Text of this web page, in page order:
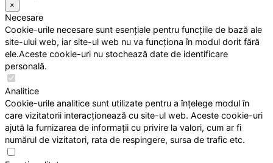
×
Necesare
Cookie-urile necesare sunt esențiale pentru funcțiile de bază ale
site-ului web, iar site-ul web nu va funcționa în modul dorit fără
ele.Aceste cookie-uri nu stochează date de identificare
personală.
Analitice
Cookie-urile analitice sunt utilizate pentru a înțelege modul în
care vizitatorii interacționează cu site-ul web. Aceste cookie-uri
ajută la furnizarea de informații cu privire la valori, cum ar fi
numărul de vizitatori, rata de respingere, sursa de trafic etc.